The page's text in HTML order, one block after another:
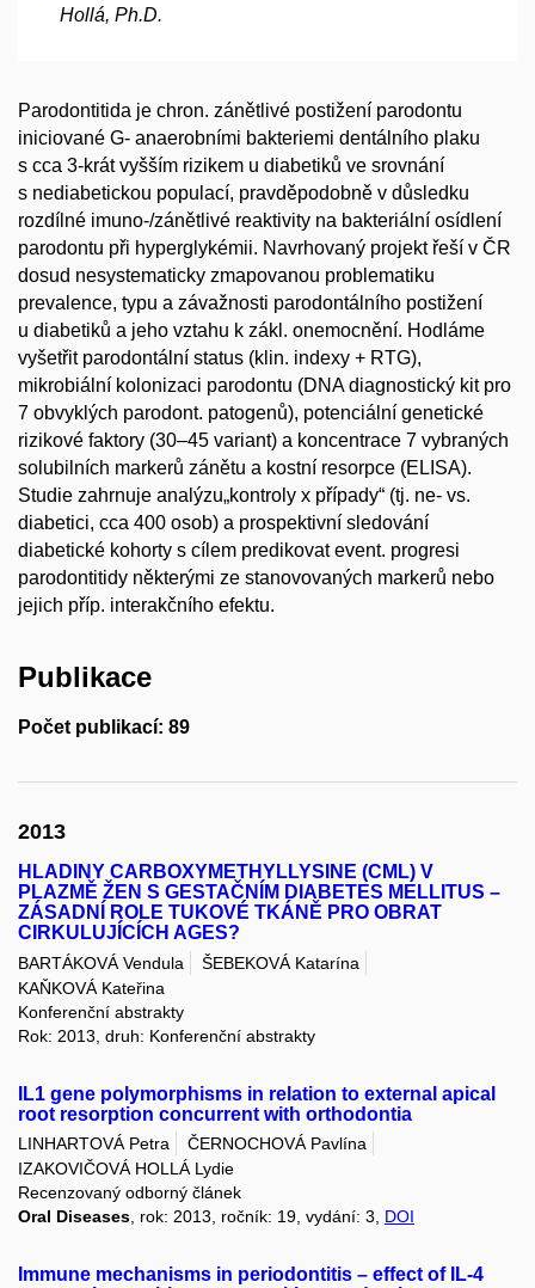
Hollá, Ph.D.
Parodontitida je chron. zánětlivé postižení parodontu
iniciované G- anaerobními bakteriemi dentálního plaku
s cca 3-krát vyšším rizikem u diabetiků ve srovnání
s nediabetickou populací, pravděpodobně v důsledku
rozdílné imuno-/zánětlivé reaktivity na bakteriální osídlení
parodontu při hyperglykémii. Navrhovaný projekt řeší v ČR
dosud nesystematicky zmapovanou problematiku
prevalence, typu a závažnosti parodontálního postižení
u diabetiků a jeho vztahu k zákl. onemocnění. Hodláme
vyšetřit parodontální status (klin. indexy + RTG),
mikrobiální kolonizaci parodontu (DNA diagnostický kit pro
7 obvyklých parodont. patogenů), potenciální genetické
rizikové faktory (30–45 variant) a koncentrace 7 vybraných
solubilních markerů zánětu a kostní resorpce (ELISA).
Studie zahrnuje analýzu„kontroly x případy“ (tj. ne- vs.
diabetici, cca 400 osob) a prospektivní sledování
diabetické kohorty s cílem predikovat event. progresi
parodontitidy některými ze stanovovaných markerů nebo
jejich příp. interakčního efektu.
Publikace
Počet publikací: 89
2013
HLADINY CARBOXYMETHYLLYSINE (CML) V
PLAZMĚ ŽEN S GESTAČNÍM DIABETES MELLITUS –
ZÁSADNÍ ROLE TUKOVÉ TKÁNĚ PRO OBRAT
CIRKULUJÍCÍCH AGES?
BARTÁKOVÁ Vendula
ŠEBEKOVÁ Katarína
KAŇKOVÁ Kateřina
Konferenční abstrakty
Rok: 2013, druh: Konferenční abstrakty
IL1 gene polymorphisms in relation to external apical
root resorption concurrent with orthodontia
LINHARTOVÁ Petra
ČERNOCHOVÁ Pavlína
IZAKOVIČOVÁ HOLLÁ Lydie
Recenzovaný odborný článek
Oral Diseases, rok: 2013, ročník: 19, vydání: 3, DOI
Immune mechanisms in periodontitis – effect of IL-4